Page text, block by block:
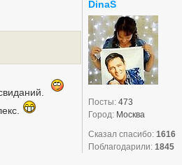
DinaS
Посты: 473
Город: Москва
Сказал спасибо: 1616
Поблагодарили: 1845